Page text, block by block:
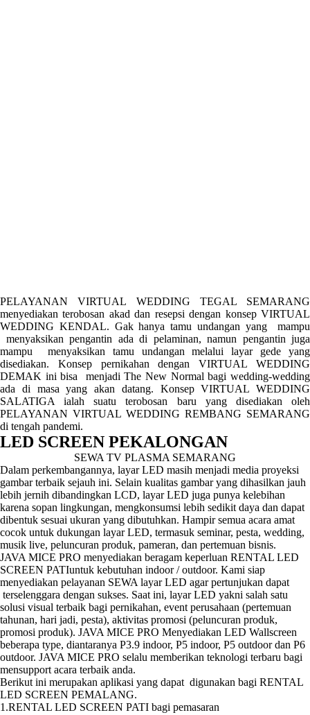
PELAYANAN VIRTUAL WEDDING TEGAL SEMARANG
menyediakan terobosan akad dan resepsi dengan konsep VIRTUAL
WEDDING KENDAL. Gak hanya tamu undangan yang mampu
menyaksikan pengantin ada di pelaminan, namun pengantin juga
mampu menyaksikan tamu undangan melalui layar gede yang
disediakan. Konsep pernikahan dengan VIRTUAL WEDDING
DEMAK ini bisa menjadi The New Normal bagi wedding-wedding
ada di masa yang akan datang. Konsep VIRTUAL WEDDING
SALATIGA ialah suatu terobosan baru yang disediakan oleh
PELAYANAN VIRTUAL WEDDING REMBANG SEMARANG
di tengah pandemi.
LED SCREEN PEKALONGAN
SEWA TV PLASMA SEMARANG
Dalam perkembangannya, layar LED masih menjadi media proyeksi
gambar terbaik sejauh ini. Selain kualitas gambar yang dihasilkan jauh
lebih jernih dibandingkan LCD, layar LED juga punya kelebihan
karena sopan lingkungan, mengkonsumsi lebih sedikit daya dan dapat
dibentuk sesuai ukuran yang dibutuhkan. Hampir semua acara amat
cocok untuk dukungan layar LED, termasuk seminar, pesta, wedding,
musik live, peluncuran produk, pameran, dan pertemuan bisnis.
JAVA MICE PRO menyediakan beragam keperluan RENTAL LED
SCREEN PATIuntuk kebutuhan indoor / outdoor. Kami siap
menyediakan pelayanan SEWA layar LED agar pertunjukan dapat
terselenggara dengan sukses. Saat ini, layar LED yakni salah satu
solusi visual terbaik bagi pernikahan, event perusahaan (pertemuan
tahunan, hari jadi, pesta), aktivitas promosi (peluncuran produk,
promosi produk). JAVA MICE PRO Menyediakan LED Wallscreen
beberapa type, diantaranya P3.9 indoor, P5 indoor, P5 outdoor dan P6
outdoor. JAVA MICE PRO selalu memberikan teknologi terbaru bagi
mensupport acara terbaik anda.
Berikut ini merupakan aplikasi yang dapat digunakan bagi RENTAL
LED SCREEN PEMALANG.
1.RENTAL LED SCREEN PATI bagi pemasaran